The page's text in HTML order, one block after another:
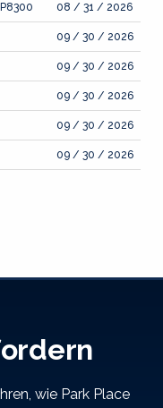
08 / 31 / 2026
09 / 30 / 2026
09 / 30 / 2026
09 / 30 / 2026
09 / 30 / 2026
09 / 30 / 2026
wie Park Place